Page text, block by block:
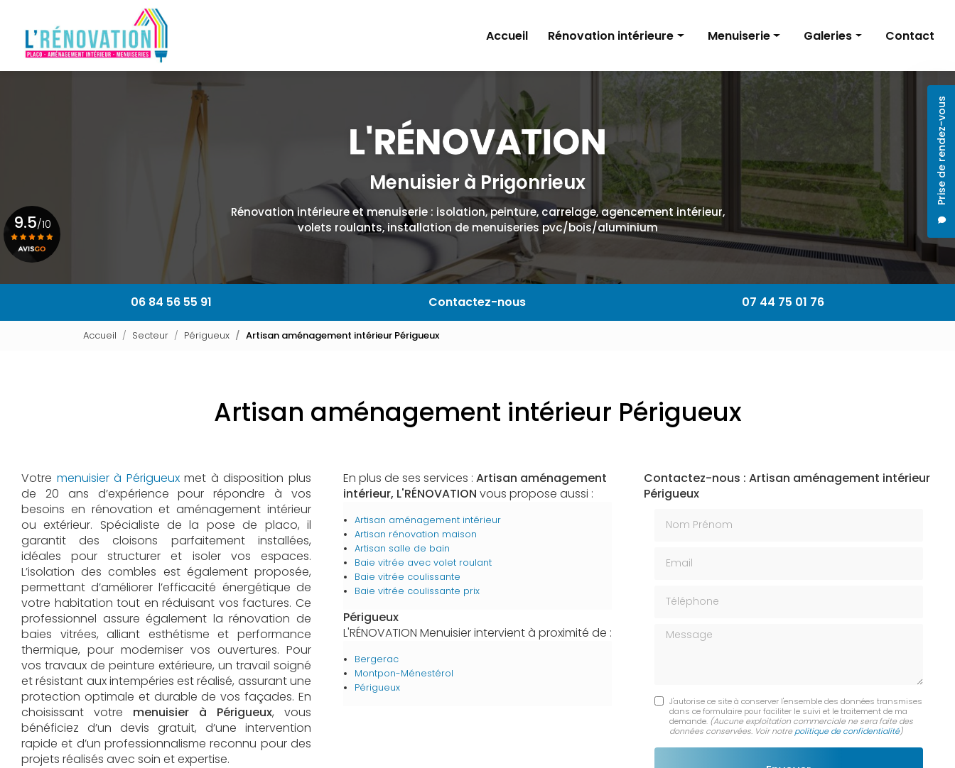
contenu
principal
Prise de rendez-vous
Accueil
Rénovation intérieure
Plâtrerie
Carrelage
Agencement d'intérieur
Menuiserie
Volets roulants
Installation de menuiseries
Galeries
Rénovation intérieure
Menuiserie
Contact
Menuisier à Prigonrieux
Rénovation intérieure et menuiserie : isolation, peinture, carrelage, agencement intérieur,
volets roulants, installation de menuiseries pvc/bois/aluminium
06 84 56 55 91 Contactez-nous 07 44 75 01 76
9.5/10
Accueil Secteur Périgueux Artisan aménagement intérieur Périgueux
Artisan aménagement intérieur Périgueux
Votre menuisier à Périgueuxmet à disposition plus
de 20 ans d’expérience pour répondre à vos
besoins en rénovation et aménagement intérieur
ou extérieur. Spécialiste de la pose de placo, il
garantit des cloisons parfaitement installées,
idéales pour structurer et isoler vos espaces.
L’isolation des combles est également proposée,
permettant d’améliorer l’efficacité énergétique de
votre habitation tout en réduisant vos factures. Ce
professionnel assure également la rénovation de
baies vitrées, alliant esthétisme et performance
thermique, pour moderniser vos ouvertures. Pour
vos travaux de peinture extérieure, un travail soigné
et résistant aux intempéries est réalisé, assurant une
protection optimale et durable de vos façades. En
choisissant votre menuisier à Périgueux, vous
bénéficiez d’un devis gratuit, d’une intervention
rapide et d’un professionnalisme reconnu pour des
projets réalisés avec soin et expertise.
En plus de ses services : Artisan aménagement
intérieur, L'RÉNOVATION vous propose aussi :
Artisan aménagement intérieur
Artisan rénovation maison
Artisan salle de bain
Baie vitrée avec volet roulant
Baie vitrée coulissante
Baie vitrée coulissante prix
Périgueux
L'RÉNOVATION Menuisier intervient à proximité de :
Bergerac
Montpon-Ménestérol
Périgueux
Contactez-nous : Artisan aménagement intérieur
Périgueux
Message
J'autorise ce site à conserver l'ensemble des données transmises
dans ce formulaire pour faciliter le suivi et le traitement de ma
demande. (Aucune exploitation commerciale ne sera faite des
données conservées. Voir notre politique de confidentialité)